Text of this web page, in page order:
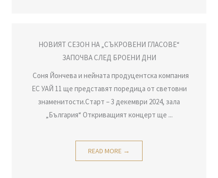
НОВИЯТ СЕЗОН НА „СЪКРОВЕНИ ГЛАСОВЕ“
ЗАПОЧВА СЛЕД БРОЕНИ ДНИ
Соня Йончева и нейната продуцентска компания
ЕС УАЙ 11 ще представят поредица от световни
знаменитости.Старт – 3 декември 2024, зала
„България“ Откриващият концерт ще ...
READ MORE →